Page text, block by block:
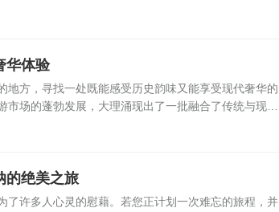
将详细介绍从大理到保山乘坐汽车的几种常见方式、
华体验
方，寻找一处既能感受历史韵味又能享受现代奢华的
场的蓬勃发展，大理涌现出了一批融合了传统与现代
游客追捧的热点。本文将带您深入探索大理的复式海
的绝美之旅
了许多人心灵的慰藉。若您正计划一次难忘的旅程，并